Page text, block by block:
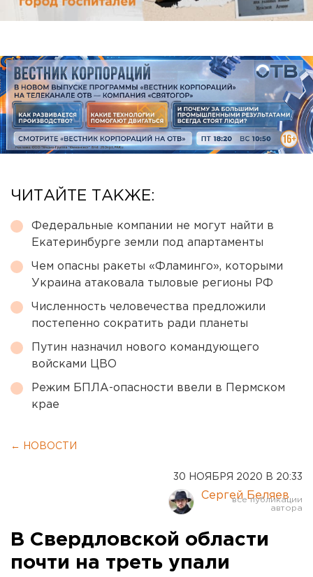
ЧИТАЙТЕ ТАКЖЕ:
Федеральные компании не могут найти в
Екатеринбурге земли под апартаменты
Чем опасны ракеты «Фламинго», которыми
Украина атаковала тыловые регионы РФ
Численность человечества предложили
постепенно сократить ради планеты
Путин назначил нового командующего
войсками ЦВО
Режим БПЛА-опасности ввели в Пермском
крае
← НОВОСТИ
30 НОЯБРЯ 2020 В 20:33
Сергей Беляев
В Свердловской области
почти на треть упали